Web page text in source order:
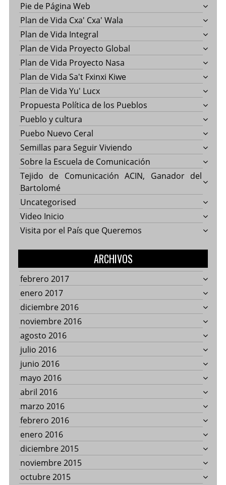
Pie de Página Web
Plan de Vida Cxa' Cxa' Wala
Plan de Vida Integral
Plan de Vida Proyecto Global
Plan de Vida Proyecto Nasa
Plan de Vida Sa't Fxinxi Kiwe
Plan de Vida Yu' Lucx
Propuesta Política de los Pueblos
Pueblo y cultura
Puebo Nuevo Ceral
Semillas para Seguir Viviendo
Sobre la Escuela de Comunicación
Tejido de Comunicación ACIN, Ganador del
Bartolomé
Uncategorised
Video Inicio
Visita por el País que Queremos
ARCHIVOS
febrero 2017
enero 2017
diciembre 2016
noviembre 2016
agosto 2016
julio 2016
junio 2016
mayo 2016
abril 2016
marzo 2016
febrero 2016
enero 2016
diciembre 2015
noviembre 2015
octubre 2015